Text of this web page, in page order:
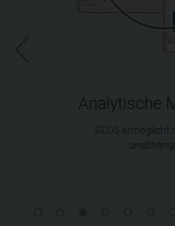
Analytische
GEO5 ermöglicht den
unabhängigen